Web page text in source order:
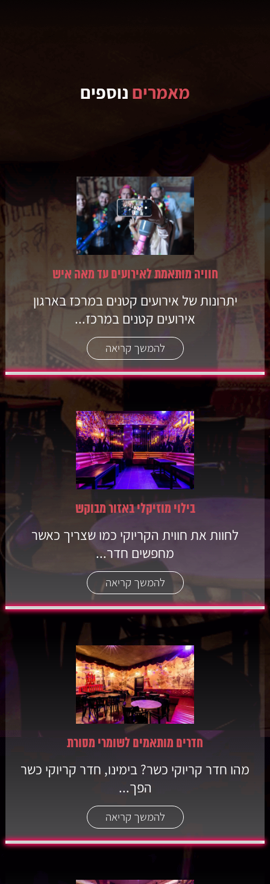
מאמרים נוספים
חוויה מותאמת לאירועים עד מאה איש
יתרונות של אירועים קטנים במרכז בארגון
אירועים קטנים במרכז...
להמשך קריאה
בילוי מוזיקלי באזור מבוקש
לחוות את חווית הקריוקי כמו שצריך כאשר
מחפשים חדר...
להמשך קריאה
חדרים מותאמים לשומרי מסורת
מהו חדר קריוקי כשר? בימינו, חדר קריוקי כשר
הפך...
להמשך קריאה